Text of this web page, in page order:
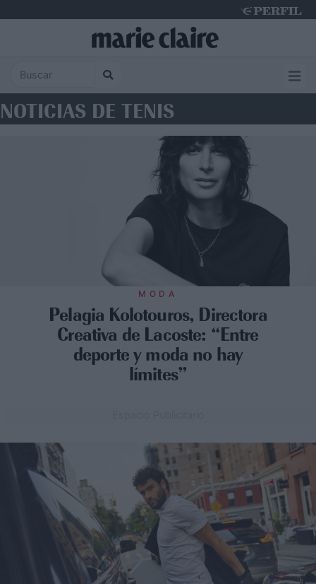
NOTICIAS DE TENIS
MODA
Pelagia Kolotouros, Directora
Creativa de Lacoste: “Entre
deporte y moda no hay
límites”